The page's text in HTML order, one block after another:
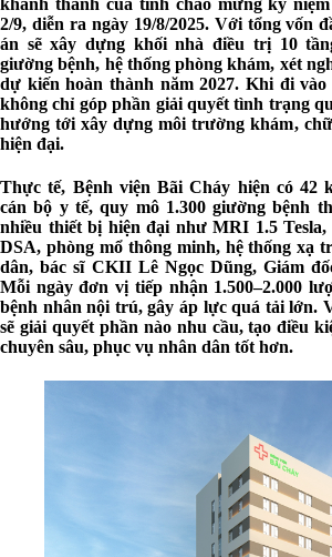
2/9, diễn ra ngày 19/8/2025. Với tổng vốn
án sẽ xây dựng khối nhà điều trị 10
giường bệnh, hệ thống phòng khám, xét
dự kiến hoàn thành năm 2027. Khi đi
không chỉ góp phần giải quyết tình trạng
hướng tới xây dựng môi trường khám,
hiện đại.
Thực tế, Bệnh viện Bãi Cháy hiện có 42
cán bộ y tế, quy mô 1.300 giường bệnh
nhiều thiết bị hiện đại như MRI 1.5 Tesla,
DSA, phòng mổ thông minh, hệ thống xạ
dân, bác sĩ CKII Lê Ngọc Dũng, Giám
Mỗi ngày đơn vị tiếp nhận 1.500–2.000
bệnh nhân nội trú, gây áp lực quá tải lớn.
sẽ giải quyết phần nào nhu cầu, tạo điều
chuyên sâu, phục vụ nhân dân tốt hơn.